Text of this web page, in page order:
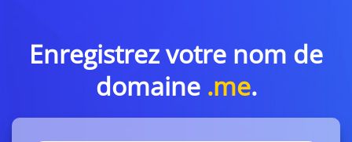
Enregistrez votre nom de
domaine .me.